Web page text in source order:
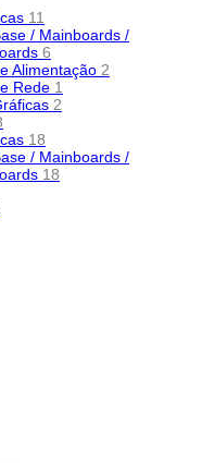
11
/ Mainboards /
6
Alimentação 2
Rede 1
2
18
/ Mainboards /
18